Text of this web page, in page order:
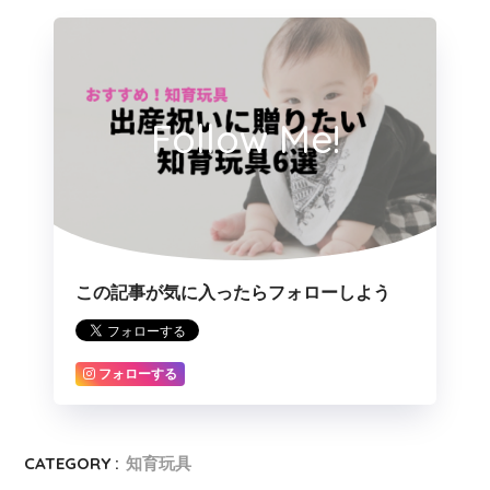
Follow Me!
この記事が気に入ったらフォローしよう
フォローする
CATEGORY : 知育玩具